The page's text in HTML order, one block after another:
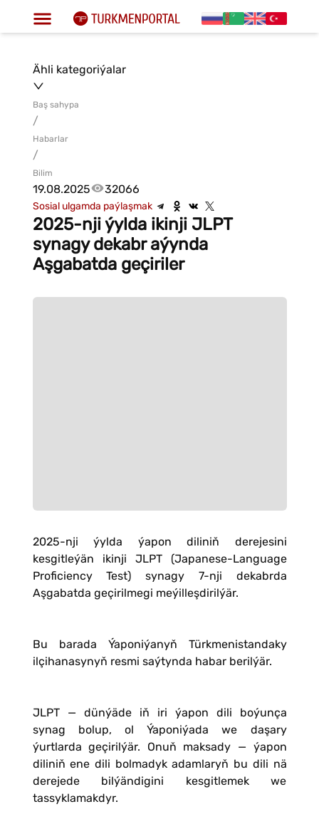
Ähli kategoriýalar
Baş sahypa
/
Habarlar
/
Bilim
19.08.2025 32066
Sosial ulgamda paýlaşmak
2025-nji ýylda ikinji JLPT
synagy dekabr aýynda
Aşgabatda geçiriler
2025-nji ýylda ýapon diliniň derejesini
kesgitleýän ikinji JLPT (Japanese-Language
Proficiency Test) synagy 7-nji dekabrda
Aşgabatda geçirilmegi meýilleşdirilýär.
Bu barada Ýaponiýanyň Türkmenistandaky
ilçihanasynyň resmi saýtynda habar berilýär.
JLPT — dünýäde iň iri ýapon dili boýunça
synag bolup, ol Ýaponiýada we daşary
ýurtlarda geçirilýär. Onuň maksady — ýapon
diliniň ene dili bolmadyk adamlaryň bu dili nä
derejede bilýändigini kesgitlemek we
tassyklamakdyr.